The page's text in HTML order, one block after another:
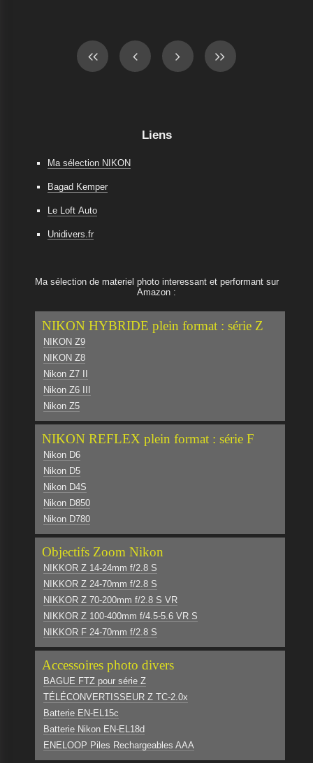
Liens
Ma sélection NIKON
Bagad Kemper
Le Loft Auto
Unidivers.fr
Ma sélection de materiel photo interessant et performant sur
Amazon :
NIKON HYBRIDE plein format : série Z
NIKON Z9
NIKON Z8
Nikon Z7 II
Nikon Z6 III
Nikon Z5
NIKON REFLEX plein format : série F
Nikon D6
Nikon D5
Nikon D4S
Nikon D850
Nikon D780
Objectifs Zoom Nikon
NIKKOR Z 14-24mm f/2.8 S
NIKKOR Z 24-70mm f/2.8 S
NIKKOR Z 70-200mm f/2.8 S VR
NIKKOR Z 100-400mm f/4.5-5.6 VR S
NIKKOR F 24-70mm f/2.8 S
Accessoires photo divers
BAGUE FTZ pour série Z
TÉLÉCONVERTISSEUR Z TC-2.0x
Batterie EN-EL15c
Batterie Nikon EN-EL18d
ENELOOP Piles Rechargeables AAA